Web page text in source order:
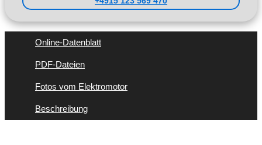
Online-Datenblatt
PDF-Dateien
Fotos vom Elektromotor
Beschreibung